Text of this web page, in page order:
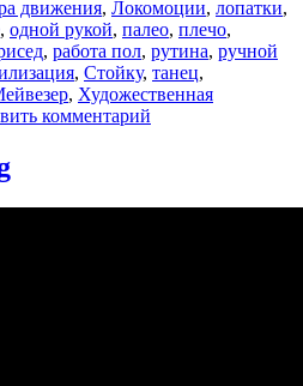
движения, Локомоции, лопатки,
, одной рукой, палео, плечо,
, работа пол, рутина, ручной
, Стойку, танец,
, Художественная
комментарий